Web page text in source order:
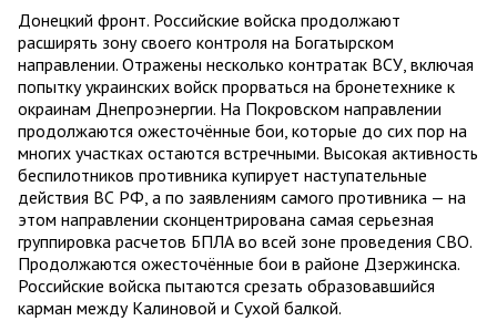
Донецкий фронт. Российские войска продолжают
расширять зону своего контроля на Богатырском
направлении. Отражены несколько контратак ВСУ, включая
попытку украинских войск прорваться на бронетехнике к
окраинам Днепроэнергии. На Покровском направлении
продолжаются ожесточённые бои, которые до сих пор на
многих участках остаются встречными. Высокая активность
беспилотников противника купирует наступательные
действия ВС РФ, а по заявлениям самого противника — на
этом направлении сконцентрирована самая серьезная
группировка расчетов БПЛА во всей зоне проведения СВО.
Продолжаются ожесточённые бои в районе Дзержинска.
Российские войска пытаются срезать образовавшийся
карман между Калиновой и Сухой балкой.